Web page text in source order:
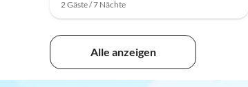
2 Gäste / 7 Nächte
Alle anzeigen